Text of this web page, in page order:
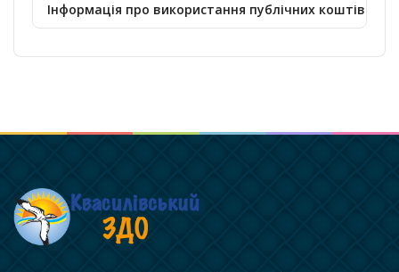
Інформація про використання публічних коштів